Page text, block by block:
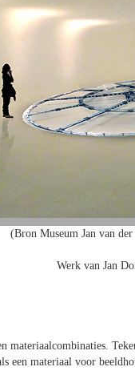
(Bron Museum Jan van
Werk van Jan
materiaalcombinaties.
een materiaal voor